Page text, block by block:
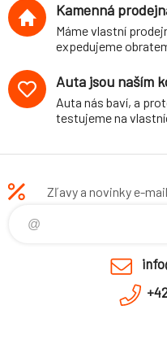
Kamenná
Máme vlastní
expedujeme
Auta jsou naším
Auta nás baví, a
testujeme na
Zľavy a novinky e-